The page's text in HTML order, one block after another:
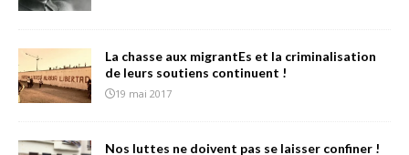
La chasse aux migrantEs et la criminalisation
de leurs soutiens continuent !
19 mai 2017
Nos luttes ne doivent pas se laisser confiner !